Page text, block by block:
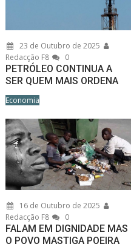
23 de Outubro de 2025
Redacção F8
0
PETRÓLEO CONTINUA A
SER QUEM MAIS ORDENA
Economia
16 de Outubro de 2025
Redacção F8
0
FALAM EM DIGNIDADE MAS
O POVO MASTIGA POEIRA